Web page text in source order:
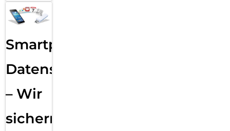
Smartphone
Datensicherung
– Wir
sichern